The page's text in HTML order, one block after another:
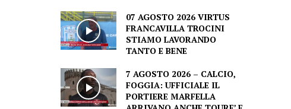
07 AGOSTO 2026 VIRTUS
FRANCAVILLA TROCINI
STIAMO LAVORANDO
TANTO E BENE
7 AGOSTO 2026 – CALCIO,
FOGGIA: UFFICIALE IL
PORTIERE MARFELLA